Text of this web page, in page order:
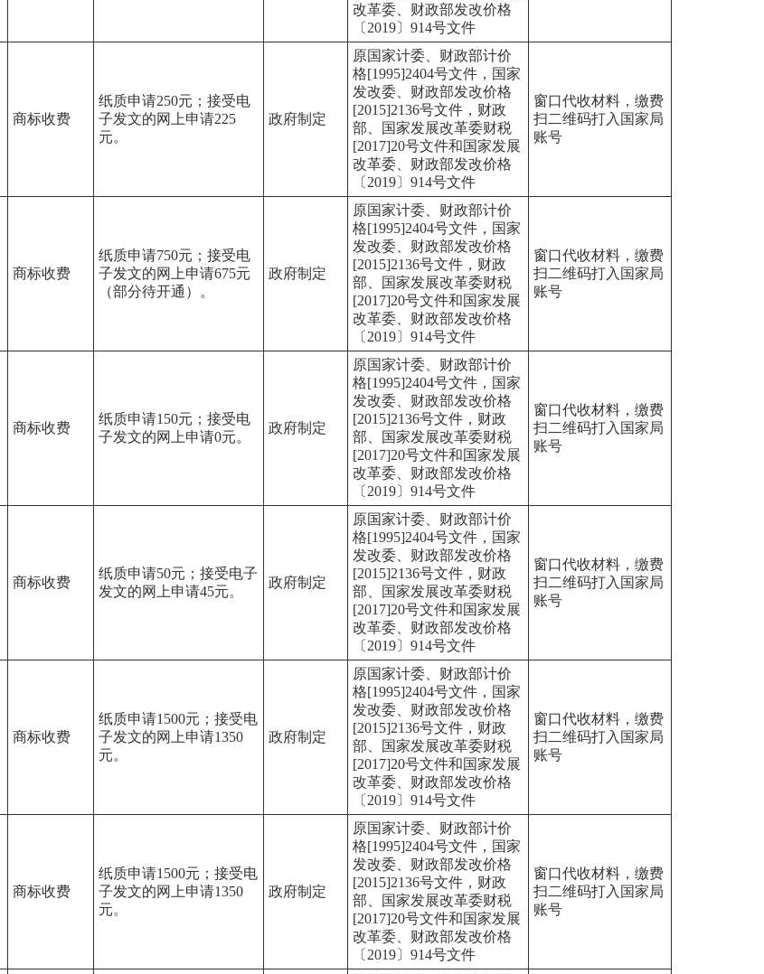
改革委、财政部发改价格
〔2019〕914号文件
商标收费
纸质申请250元；接受电
子发文的网上申请225
元。
政府制定
原国家计委、财政部计价
格[1995]2404号文件，国家
发改委、财政部发改价格
[2015]2136号文件，财政
部、国家发展改革委财税
[2017]20号文件和国家发展
改革委、财政部发改价格
〔2019〕914号文件
窗口代收材料，缴费
扫二维码打入国家局
账号
商标收费
纸质申请750元；接受电
子发文的网上申请675元
（部分待开通）。
政府制定
原国家计委、财政部计价
格[1995]2404号文件，国家
发改委、财政部发改价格
[2015]2136号文件，财政
部、国家发展改革委财税
[2017]20号文件和国家发展
改革委、财政部发改价格
〔2019〕914号文件
窗口代收材料，缴费
扫二维码打入国家局
账号
商标收费
纸质申请150元；接受电
子发文的网上申请0元。
政府制定
原国家计委、财政部计价
格[1995]2404号文件，国家
发改委、财政部发改价格
[2015]2136号文件，财政
部、国家发展改革委财税
[2017]20号文件和国家发展
改革委、财政部发改价格
〔2019〕914号文件
窗口代收材料，缴费
扫二维码打入国家局
账号
商标收费
纸质申请50元；接受电子
发文的网上申请45元。
政府制定
原国家计委、财政部计价
格[1995]2404号文件，国家
发改委、财政部发改价格
[2015]2136号文件，财政
部、国家发展改革委财税
[2017]20号文件和国家发展
改革委、财政部发改价格
〔2019〕914号文件
窗口代收材料，缴费
扫二维码打入国家局
账号
商标收费
纸质申请1500元；接受电
子发文的网上申请1350
元。
政府制定
原国家计委、财政部计价
格[1995]2404号文件，国家
发改委、财政部发改价格
[2015]2136号文件，财政
部、国家发展改革委财税
[2017]20号文件和国家发展
改革委、财政部发改价格
〔2019〕914号文件
窗口代收材料，缴费
扫二维码打入国家局
账号
商标收费
纸质申请1500元；接受电
子发文的网上申请1350
元。
政府制定
原国家计委、财政部计价
格[1995]2404号文件，国家
发改委、财政部发改价格
[2015]2136号文件，财政
部、国家发展改革委财税
[2017]20号文件和国家发展
改革委、财政部发改价格
〔2019〕914号文件
窗口代收材料，缴费
扫二维码打入国家局
账号